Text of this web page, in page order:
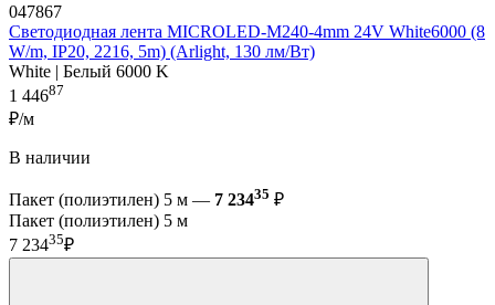
047867
Светодиодная лента MICROLED-M240-4mm 24V White6000 (8
W/m, IP20, 2216, 5m) (Arlight, 130 лм/Вт)
White | Белый 6000 K
1 44687
₽/м
В наличии
Пакет (полиэтилен) 5 м — 7 23435 ₽
Пакет (полиэтилен) 5 м
7 23435₽